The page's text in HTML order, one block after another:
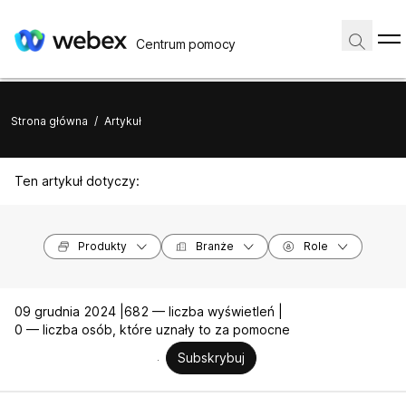
Centrum pomocy
Strona główna / Artykuł
Ten artykuł dotyczy:
Produkty Branże Role
09 grudnia 2024 | 682 — liczba wyświetleń |
0 — liczba osób, które uznały to za pomocne
Subskrybuj